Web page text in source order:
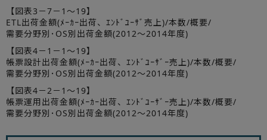
【図表3－7－1～19】
ETL出荷金額(ﾒｰｶｰ出荷、ｴﾝﾄﾞﾕｰｻﾞ売上)/本数/概要/
需要分野別･OS別出荷金額(2012～2014年度)
【図表4－1－1～19】
帳票設計出荷金額(ﾒｰｶｰ出荷、ｴﾝﾄﾞﾕｰｻﾞｰ売上)/本数/概要/
需要分野別･OS別出荷金額(2012～2014年度)
【図表4－2－1～19】
帳票運用出荷金額(ﾒｰｶｰ出荷、ｴﾝﾄﾞﾕｰｻﾞｰ売上)/本数/概要/
需要分野別･OS別出荷金額(2012～2014年度)